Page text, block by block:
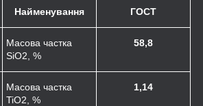
Найменування ГОСТ
Масова частка
SiO2 , %
58,8
Масова частка
TiO2 , %
1,14